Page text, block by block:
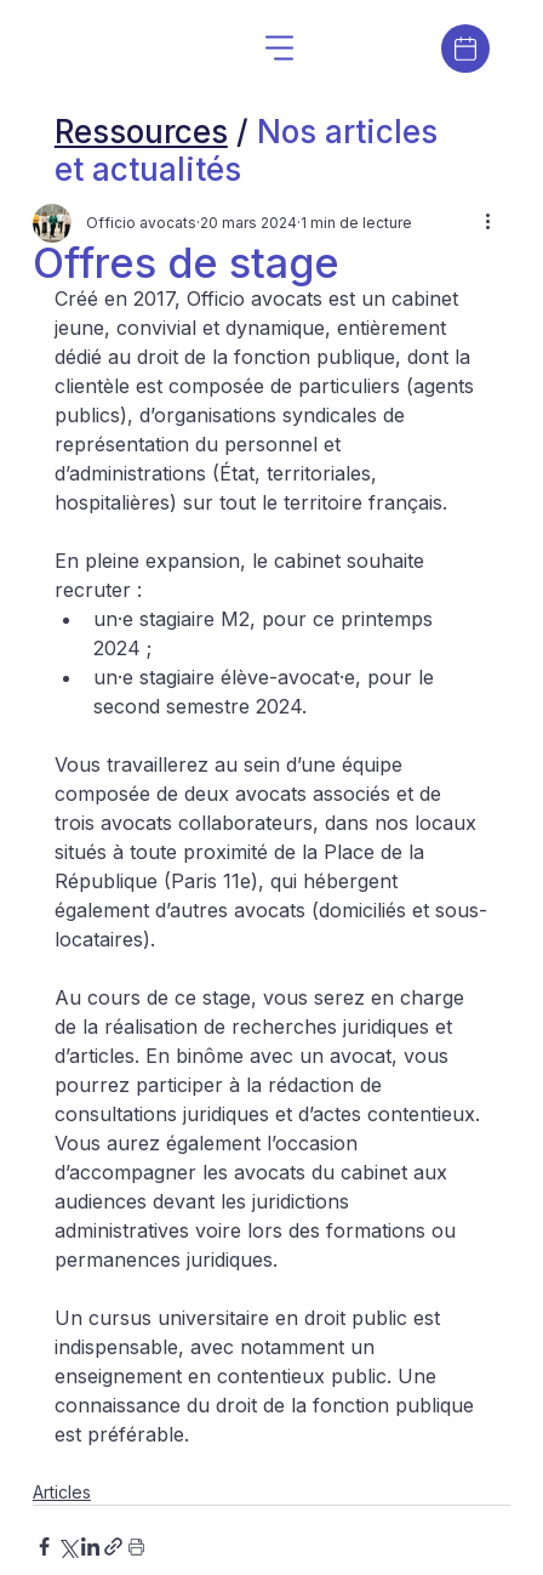
Ressources / Nos articles
et actualités
Offres de stage
Officio avocats 20 mars 2024 1 min de lecture
Créé en 2017, Officio avocats est un cabinet
jeune, convivial et dynamique, entièrement
dédié au droit de la fonction publique, dont la
clientèle est composée de particuliers (agents
publics), d’organisations syndicales de
représentation du personnel et
d’administrations (État, territoriales,
hospitalières) sur tout le territoire français.
En pleine expansion, le cabinet souhaite
recruter :
un·e stagiaire M2, pour ce printemps
2024 ;
un·e stagiaire élève-avocat·e, pour le
second semestre 2024.
Vous travaillerez au sein d’une équipe
composée de deux avocats associés et de
trois avocats collaborateurs, dans nos locaux
situés à toute proximité de la Place de la
République (Paris 11e), qui hébergent
également d’autres avocats (domiciliés et sous-
locataires).
Au cours de ce stage, vous serez en charge
de la réalisation de recherches juridiques et
d’articles. En binôme avec un avocat, vous
pourrez participer à la rédaction de
consultations juridiques et d’actes contentieux.
Vous aurez également l’occasion
d’accompagner les avocats du cabinet aux
audiences devant les juridictions
administratives voire lors des formations ou
permanences juridiques.
Un cursus universitaire en droit public est
indispensable, avec notamment un
enseignement en contentieux public. Une
connaissance du droit de la fonction publique
est préférable.
Articles